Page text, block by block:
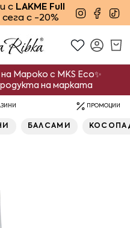
Мароко с MKS Eco✨
на марката
с LAKME Full
сега с -20%
ПРОМОЦИИ
БАЛСАМИ